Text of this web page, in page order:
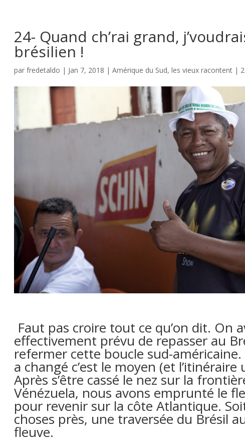
24- Quand ch’rai grand,
brésilien !
par fredetaldo | Jan 7, 2018 | Amérique du Sud, les vieux racontent|
Faut pas croire tout ce qu’on dit. On
effectivement prévu de repasser au
refermer cette boucle sud-
a changé c’est le moyen (et l’itinéraire
Après s’être cassé le nez sur la
Vénézuela, nous avons emprunté le
pour revenir sur la côte Atlantique.
choses près, une traversée du Brésil
fleuve.